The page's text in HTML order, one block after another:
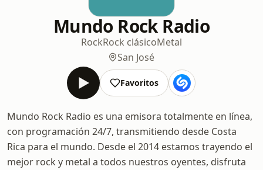
Mundo Rock Radio
RockRock clásicoMetal
San José
Favoritos
Mundo Rock Radio es una emisora totalmente en línea,
con programación 24/7, transmitiendo desde Costa
Rica para el mundo. Desde el 2014 estamos trayendo el
mejor rock y metal a todos nuestros oyentes, disfruta